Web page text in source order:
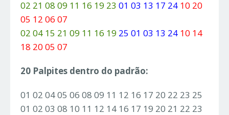
02 21 08 09 11 16 19 23 01 03 13 17 24 10 20
05 12 06 07
02 04 15 21 09 11 16 19 25 01 03 13 24 10 14
18 20 05 07
20 Palpites dentro do padrão:
01 02 04 05 06 08 09 11 12 16 17 20 22 23 25
01 02 03 08 10 11 12 14 16 17 19 20 21 22 23